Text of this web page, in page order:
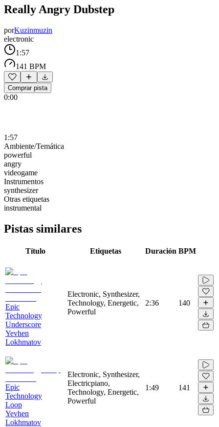
Really Angry Dubstep
porKuzinmuzin
electronic
1:57
141 BPM
Comprar pista
0:00
1:57
Ambiente/Temática
powerful
angry
videogame
Instrumentos
synthesizer
Otras etiquetas
instrumental
Pistas similares
Título Etiquetas Duración BPM
Epic
Technology
Underscore
Yevhen
Lokhmatov
Electronic, Synthesizer,
Technology, Energetic,
Powerful
2:36 140
Epic
Technology
Loop
Yevhen
Lokhmatov
Electronic, Synthesizer,
Electricpiano,
Technology, Energetic,
Powerful
1:49 141